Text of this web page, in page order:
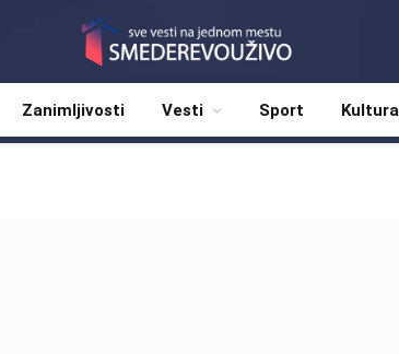
Zanimljivosti Vesti Sport Kultura